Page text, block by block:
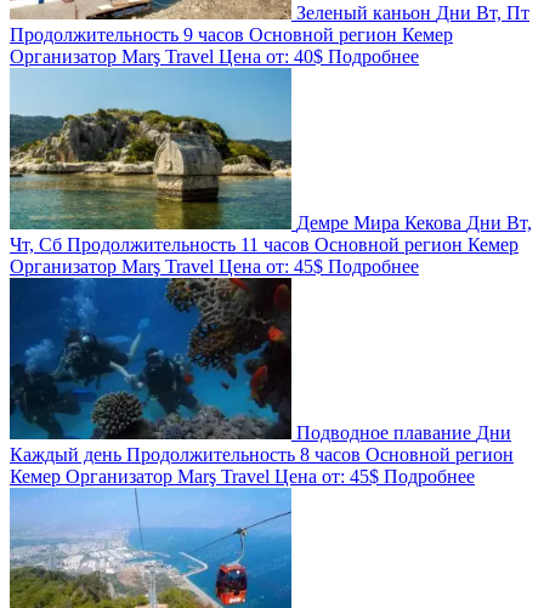
Зеленый каньон Дни Вт, Пт
Продолжительность 9 часов Основной регион Кемер
Организатор Marş Travel Цена от: 40$ Подробнее
Демре Мира Кекова Дни Вт,
Чт, Сб Продолжительность 11 часов Основной регион Кемер
Организатор Marş Travel Цена от: 45$ Подробнее
Подводное плавание Дни
Каждый день Продолжительность 8 часов Основной регион
Кемер Организатор Marş Travel Цена от: 45$ Подробнее